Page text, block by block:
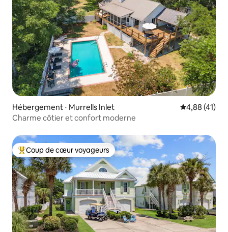
Hébergement ⋅ Murrells Inlet Évaluation
4,88 (41)
Charme côtier et confort moderne
Coups de cœur voyageurs les plus appréciés
Coup de cœur voyageurs